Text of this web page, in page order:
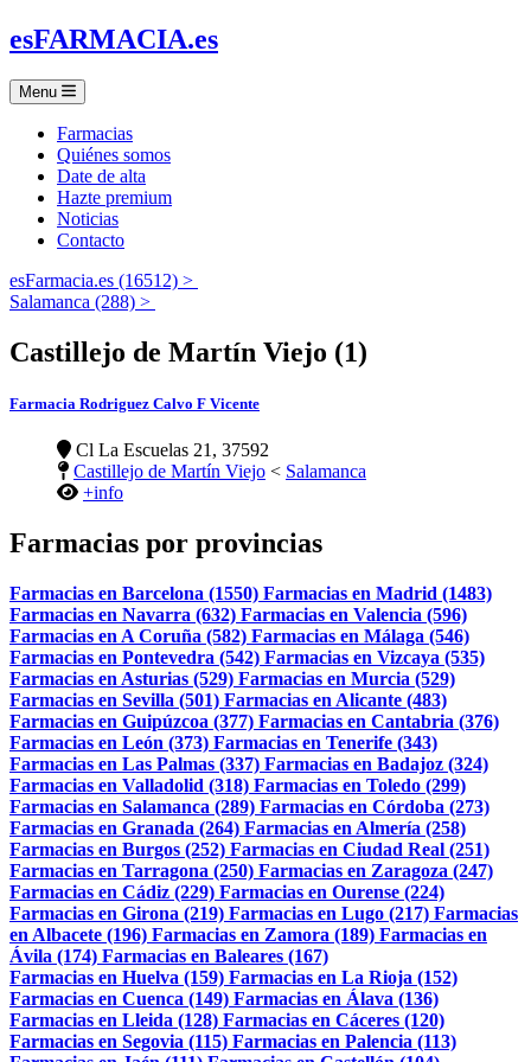
esFARMACIA.es
Menu
Farmacias
Quiénes somos
Date de alta
Hazte premium
Noticias
Contacto
esFarmacia.es (16512) >
Salamanca (288) >
Castillejo de Martín Viejo (1)
Farmacia Rodriguez Calvo F Vicente
Cl La Escuelas 21, 37592
Castillejo de Martín Viejo < Salamanca
+info
Farmacias por provincias
Farmacias en Barcelona (1550) Farmacias en Madrid (1483)
Farmacias en Navarra (632) Farmacias en Valencia (596)
Farmacias en A Coruña (582) Farmacias en Málaga (546)
Farmacias en Pontevedra (542) Farmacias en Vizcaya (535)
Farmacias en Asturias (529) Farmacias en Murcia (529)
Farmacias en Sevilla (501) Farmacias en Alicante (483)
Farmacias en Guipúzcoa (377) Farmacias en Cantabria (376)
Farmacias en León (373) Farmacias en Tenerife (343)
Farmacias en Las Palmas (337) Farmacias en Badajoz (324)
Farmacias en Valladolid (318) Farmacias en Toledo (299)
Farmacias en Salamanca (289) Farmacias en Córdoba (273)
Farmacias en Granada (264) Farmacias en Almería (258)
Farmacias en Burgos (252) Farmacias en Ciudad Real (251)
Farmacias en Tarragona (250) Farmacias en Zaragoza (247)
Farmacias en Cádiz (229) Farmacias en Ourense (224)
Farmacias en Girona (219) Farmacias en Lugo (217) Farmacias
en Albacete (196) Farmacias en Zamora (189) Farmacias en
Ávila (174) Farmacias en Baleares (167)
Farmacias en Huelva (159) Farmacias en La Rioja (152)
Farmacias en Cuenca (149) Farmacias en Álava (136)
Farmacias en Lleida (128) Farmacias en Cáceres (120)
Farmacias en Segovia (115) Farmacias en Palencia (113)